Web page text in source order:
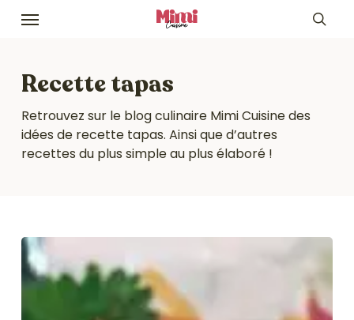
Skip
content
Menu
Recette tapas
Retrouvez sur le blog culinaire Mimi Cuisine des
idées de recette tapas. Ainsi que d’autres
recettes du plus simple au plus élaboré !